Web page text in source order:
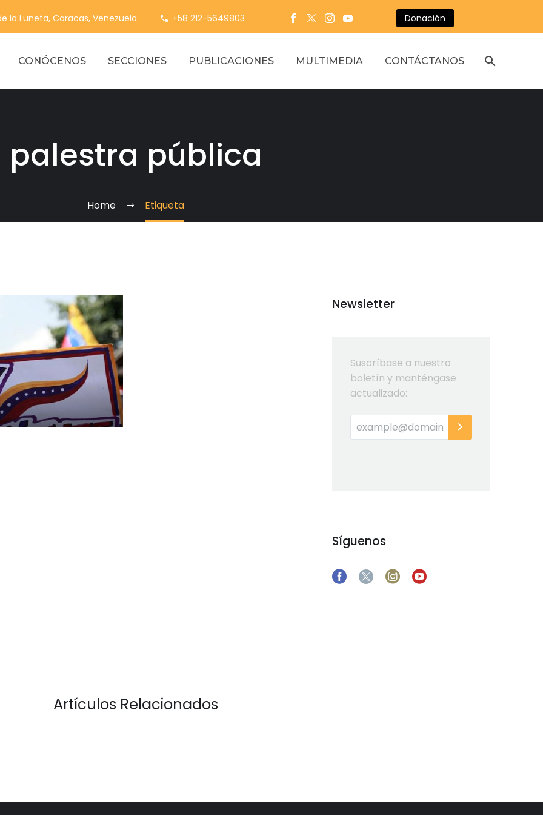
la Luneta, Caracas, Venezuela. +58 212-5649803 Donación
CONÓCENOS SECCIONES PUBLICACIONES MULTIMEDIA CONTÁCTANOS
palestra pública
Home Etiqueta
Newsletter
Suscríbase a nuestro
boletín y manténgase
actualizado:
Síguenos
Artículos Relacionados